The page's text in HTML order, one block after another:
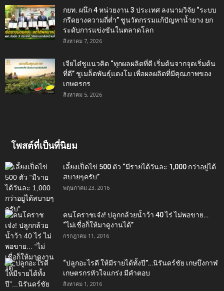
กยท. ผนึก 4 หน่วยงาน 3 ประเทศ ลงนามวิจัย “ระบบ
กรีดยางความถี่ต่ำ” ชูนวัตกรรมแก้ปัญหาน้ำยาง ยก
ระดับการแข่งขันในตลาดโลก
สิงหาคม 7, 2026
เจียไต๋ชูแนวคิด “ทุกผลผลิตที่ดี เริ่มต้นจากจุดเริ่มต้น
ที่ดี” ชูเมล็ดพันธุ์แตงโม เพื่อผลผลิตที่มีคุณภาพของ
เกษตรกร
สิงหาคม 5, 2026
โพสต์ที่เป็นที่นิยม
เลี้ยงเป็ดไข่ 500 ตัว “มีรายได้วันละ 1,000 กว่าอยู่ได้
สบายๆครับ”
พฤษภาคม 23, 2016
คนโคราชเจ๋ง! ปลูกกล้วยน้ำว้า 40 ไร่ ไม่พอขาย…
“ไม่เชื่อก็ให้มาดูงานได้”‬
กรกฎาคม 11, 2016
“ปลูกอะไรดี ให้มีรายได้ทั้งปี”…นิรันดร์ชัย เกษบึงกาฬ
เกษตรกรหัวใจแกร่ง มีคำตอบ
สิงหาคม 1, 2016